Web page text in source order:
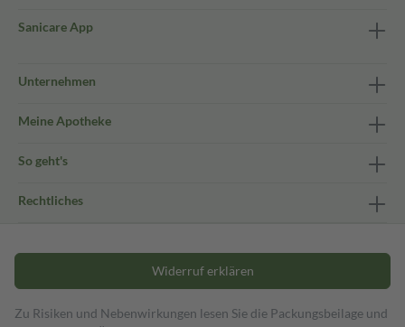
Sanicare App
Unternehmen
Meine Apotheke
So geht's
Rechtliches
Widerruf erklären
Zu Risiken und Nebenwirkungen lesen Sie die Packungsbeilage und